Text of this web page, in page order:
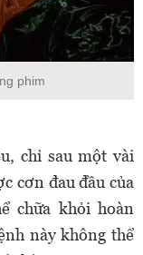
phim
chỉ sau một vài
cơn đau đầu của
chữa khỏi hoàn
này không thể